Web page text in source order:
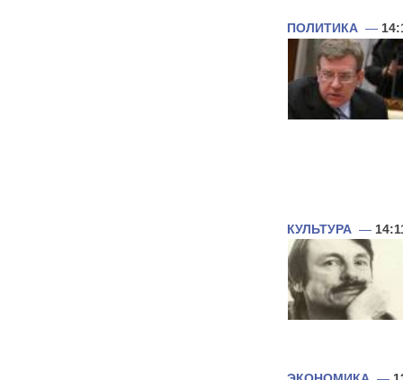
ПОЛИТИКА —
КУЛЬТУРА —